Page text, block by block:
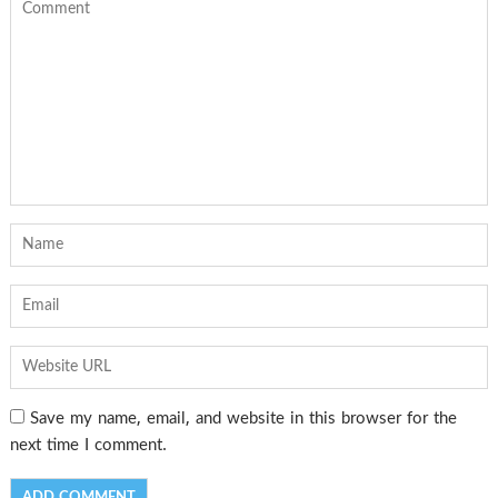
Save my name, email, and website in this browser for the
next time I comment.